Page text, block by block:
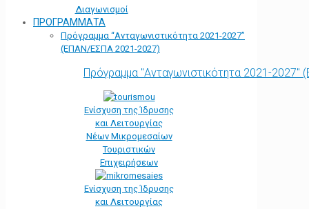
Διαγωνισμοί
ΠΡΟΓΡΑΜΜΑΤΑ
Πρόγραμμα “Ανταγωνιστικότητα 2021-2027”
(ΕΠΑΝ/ΕΣΠΑ 2021-2027)
Πρόγραμμα "Ανταγωνιστικότητα 2021-
Ενίσχυση της Ίδρυσης
και Λειτουργίας
Νέων Μικρομεσαίων
Τουριστικών
Επιχειρήσεων
Ενίσχυση της Ίδρυσης
και Λειτουργίας